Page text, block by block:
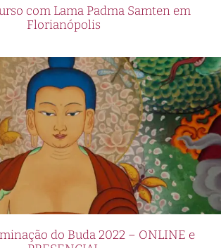
com Lama Padma Samten em
Florianópolis
do Buda 2022 – ONLINE e